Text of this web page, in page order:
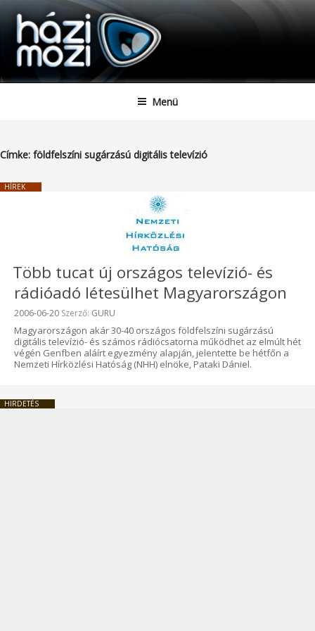
Tartalomhoz
HAZIMOZI
Menü
Címke: földfelszíni sugárzású digitális televízió
HÍREK
Több tucat új országos televízió- és
rádióadó létesülhet Magyarországon
Beküldve:
2006-06-20 Szerző: GURU
Magyarországon akár 30-40 országos földfelszíni sugárzású
digitális televízió- és számos rádiócsatorna működhet az elmúlt hét
végén Genfben aláírt egyezmény alapján, jelentette be hétfőn a
Nemzeti Hírközlési Hatóság (NHH) elnöke, Pataki Dániel.
HIRDETÉS